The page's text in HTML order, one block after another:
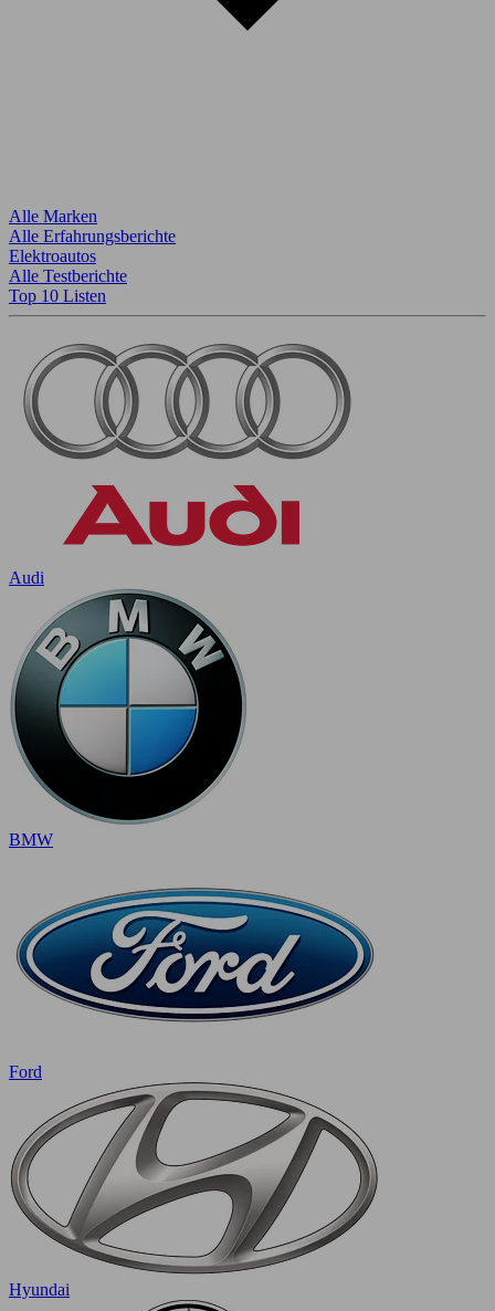
Alle Marken
Alle Erfahrungsberichte
Elektroautos
Alle Testberichte
Top 10 Listen
Audi
BMW
Ford
Hyundai